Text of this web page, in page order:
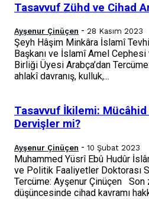
Tasavvuf Zühd ve Cihad
Ayşenur Çinüçen - 28 Kasım 2023
Şeyh Hâşim Minkâra İslamî
Başkanı ve İslamî Amel
Birliği Üyesi Arabça’dan
ahlakî davranış, kulluk,...
Tasavvuf İkilemi:
Dervişler mi?
Ayşenur Çinüçen - 10 Şubat 2023
Muhammed Yüsrî Ebû Hudûr
ve Politik Faaliyetler Doktorası
Tercüme: Ayşenur Çinüçen Son
düşüncesinde cihad kavramı